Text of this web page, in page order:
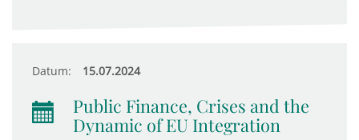
Datum: 15.07.2024
Public Finance, Crises and the
Dynamic of EU Integration